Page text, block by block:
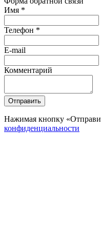
Имя *
Телефон *
E-mail
Комментарий
Отправить
Нажимая кнопку
конфиденциальности